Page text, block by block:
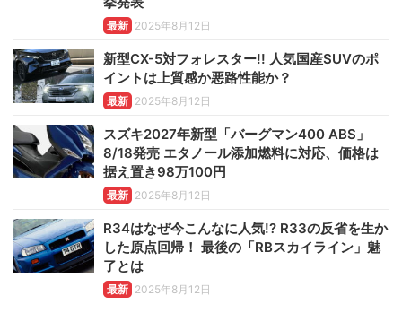
最新 2025年8月12日
新型CX-5対フォレスター!! 人気国産SUVのポ
イントは上質感か悪路性能か？
最新 2025年8月12日
スズキ2027年新型「バーグマン400 ABS」
8/18発売 エタノール添加燃料に対応、価格は
据え置き98万100円
最新 2025年8月12日
R34はなぜ今こんなに人気!? R33の反省を生か
した原点回帰！ 最後の「RBスカイライン」魅
了とは
最新 2025年8月12日